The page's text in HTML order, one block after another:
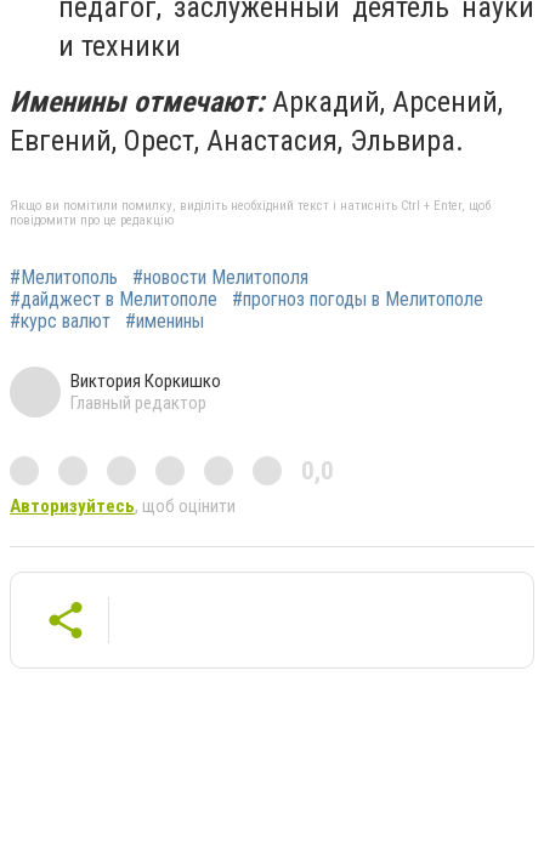
педагог, заслуженный деятель науки
и техники
Именины отмечают:Аркадий, Арсений,
Евгений, Орест, Анастасия, Эльвира.
Якщо ви помітили помилку, виділіть необхідний текст і натисніть Ctrl + Enter, щоб
повідомити про це редакцію
#Мелитополь
#новости Мелитополя
#дайджест в Мелитополе
#прогноз погоды в Мелитополе
#курс валют
#именины
Виктория Коркишко
Главный редактор
0,0
Авторизуйтесь, щоб оцінити